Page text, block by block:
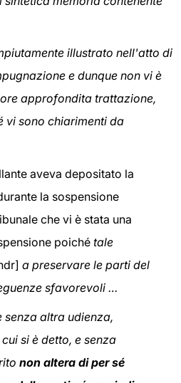
illustrato nell'atto di
e dunque non vi è
approfondita trattazione,
vi sono chiarimenti da
aveva depositato la
la sospensione
che vi è stata una
poiché tale
a preservare le parti del
sfavorevoli …
altra udienza,
si è detto, e senza
non altera di per sé